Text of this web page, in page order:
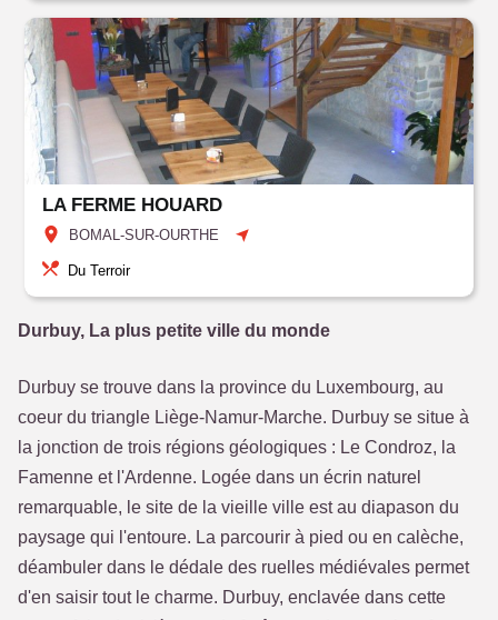
LA FERME HOUARD
BOMAL-SUR-OURTHE
Du Terroir
Durbuy, La plus petite ville du monde
Durbuy se trouve dans la province du Luxembourg, au
coeur du triangle Liège-Namur-Marche. Durbuy se situe à
la jonction de trois régions géologiques : Le Condroz, la
Famenne et l'Ardenne. Logée dans un écrin naturel
remarquable, le site de la vieille ville est au diapason du
paysage qui l'entoure. La parcourir à pied ou en calèche,
déambuler dans le dédale des ruelles médiévales permet
d'en saisir tout le charme. Durbuy, enclavée dans cette